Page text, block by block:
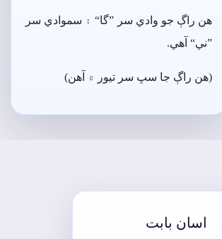
ھن راڳ جو وادي سر ”گا“ ۽ سموادي سر
”ني“ آھي.
(ھن راڳ جا سڀ سر تيور ۾ آھن)
اسان بابت